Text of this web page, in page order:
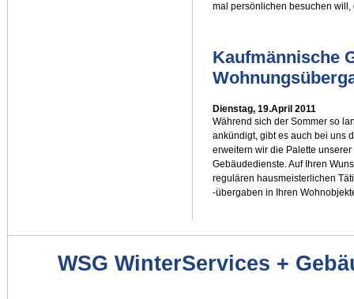
mal persönlichen besuchen
Kaufmännische
Dienstag, 19.April 2011
Während sich der Sommer so
ankündigt, gibt es auch bei uns
erweitern wir die Palette
Gebäudedienste. Auf Ihren
regulären hausmeisterlichen
-übergaben in Ihren
WSG WinterServices +